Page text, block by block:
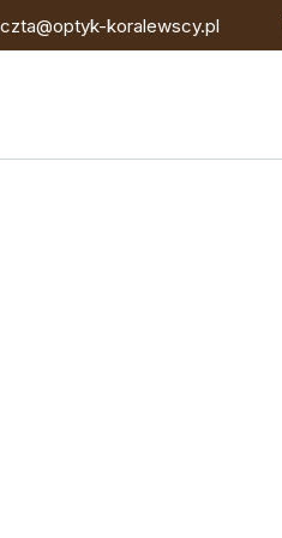
koralewscy.pl